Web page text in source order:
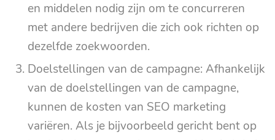
en middelen nodig zijn om te concurreren
met andere bedrijven die zich ook richten op
dezelfde zoekwoorden.
Doelstellingen van de campagne: Afhankelijk
van de doelstellingen van de campagne,
kunnen de kosten van SEO marketing
variëren. Als je bijvoorbeeld gericht bent op